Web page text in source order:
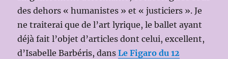
des dehors « humanistes » et « justiciers ». Je
ne traiterai que de l’art lyrique, le ballet ayant
déjà fait l’objet d’articles dont celui, excellent,
d’Isabelle Barbéris, dansLe Figaro du 12